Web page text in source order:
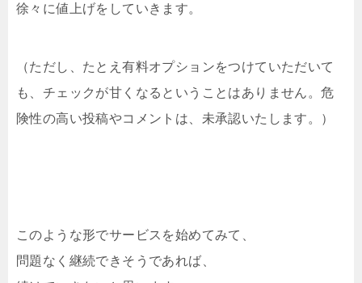
徐々に値上げをしていきます。
（ただし、たとえ有料オプションをつけていただいて
も、チェックが甘くなるということはありません。危
険性の高い投稿やコメントは、未承認いたします。）
このような形でサービスを始めてみて、
問題なく継続できそうであれば、